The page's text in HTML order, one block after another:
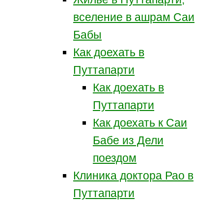
вселение в ашрам Саи
Бабы
Как доехать в
Путтапарти
Как доехать в
Путтапарти
Как доехать к Саи
Бабе из Дели
поездом
Клиника доктора Рао в
Путтапарти